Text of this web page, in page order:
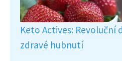
Keto Actives:
zdravé hubnutí